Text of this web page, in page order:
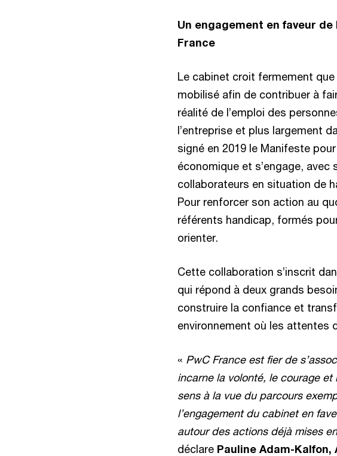
Un engagement en faveur
France
Le cabinet croit fermement
mobilisé afin de contribuer à
réalité de l’emploi des
l’entreprise et plus largement
signé en 2019 le Manifeste
économique et s’engage, avec
collaborateurs en situation de
Pour renforcer son action au
référents handicap, formés
orienter.
Cette collaboration s’inscrit
qui répond à deux grands
construire la confiance et
environnement où les attentes
« PwC France est fier de
incarne la volonté, le courage
sens à la vue du parcours
l’engagement du cabinet en
autour des actions déjà mises
déclare Pauline Adam-